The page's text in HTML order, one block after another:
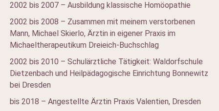
2002 bis 2007 – Ausbildung klassische Homöopathie
2002 bis 2008 – Zusammen mit meinem verstorbenen
Mann, Michael Skierlo, Ärztin in eigener Praxis im
Michaeltherapeutikum Dreieich-Buchschlag
2002 bis 2010 – Schulärztliche Tätigkeit: Waldorfschule
Dietzenbach und Heilpädagogische Einrichtung Bonnewitz
bei Dresden
bis 2018 – Angestellte Ärztin Praxis Valentien, Dresden